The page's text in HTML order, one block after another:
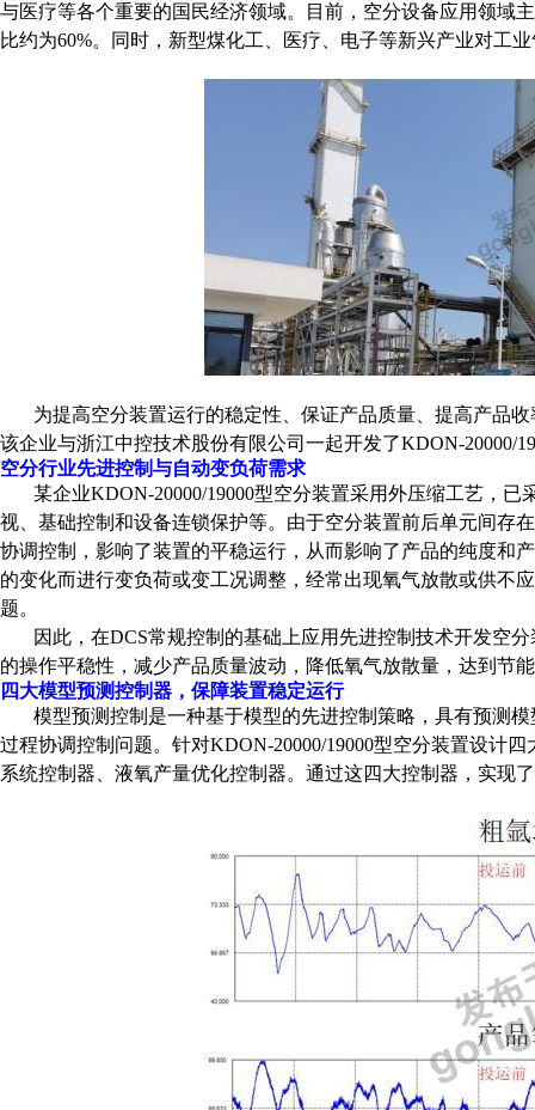
与医疗等各个重要的国民经济领域。目前，空分设备应用领域
比约为60%。同时，新型煤化工、医疗、电子等新兴产业对工
为提高空分装置运行的稳定性、保证产品质量、提高产品
该企业与浙江中控技术股份有限公司一起开发了KDON-20000/
空分行业先进控制与自动变负荷需求
某企业KDON-20000/19000型空分装置采用外压缩工艺，已
视、基础控制和设备连锁保护等。由于空分装置前后单元间存
协调控制，影响了装置的平稳运行，从而影响了产品的纯度和
的变化而进行变负荷或变工况调整，经常出现氧气放散或供不
题。
因此，在DCS常规控制的基础上应用先进控制技术开发空
的操作平稳性，减少产品质量波动，降低氧气放散量，达到节
四大模型预测控制器，保障装置稳定运行
模型预测控制是一种基于模型的先进控制策略，具有预测
过程协调控制问题。针对KDON-20000/19000型空分装置设计四
系统控制器、液氧产量优化控制器。通过这四大控制器，实现